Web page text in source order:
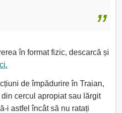
în format fizic, descarcă și
de împădurire în Traian,
din cercul apropiat sau lărgit
i astfel încât să nu ratați